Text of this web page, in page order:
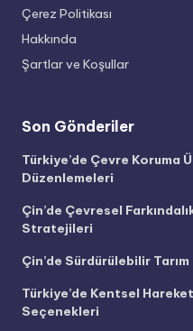
Çerez Politikası
Hakkında
Şartlar ve Koşullar
Son Gönderiler
Türkiye’de Çevre Koruma
Düzenlemeleri
Çin’de Çevresel
Stratejileri
Çin’de Sürdürülebilir
Türkiye’de Kentsel
Seçenekleri